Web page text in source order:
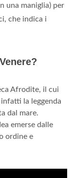
una maniglia) per
che indica i
Afrodite, il cui
infatti la leggenda
dal mare.
emerse dalle
ordine e